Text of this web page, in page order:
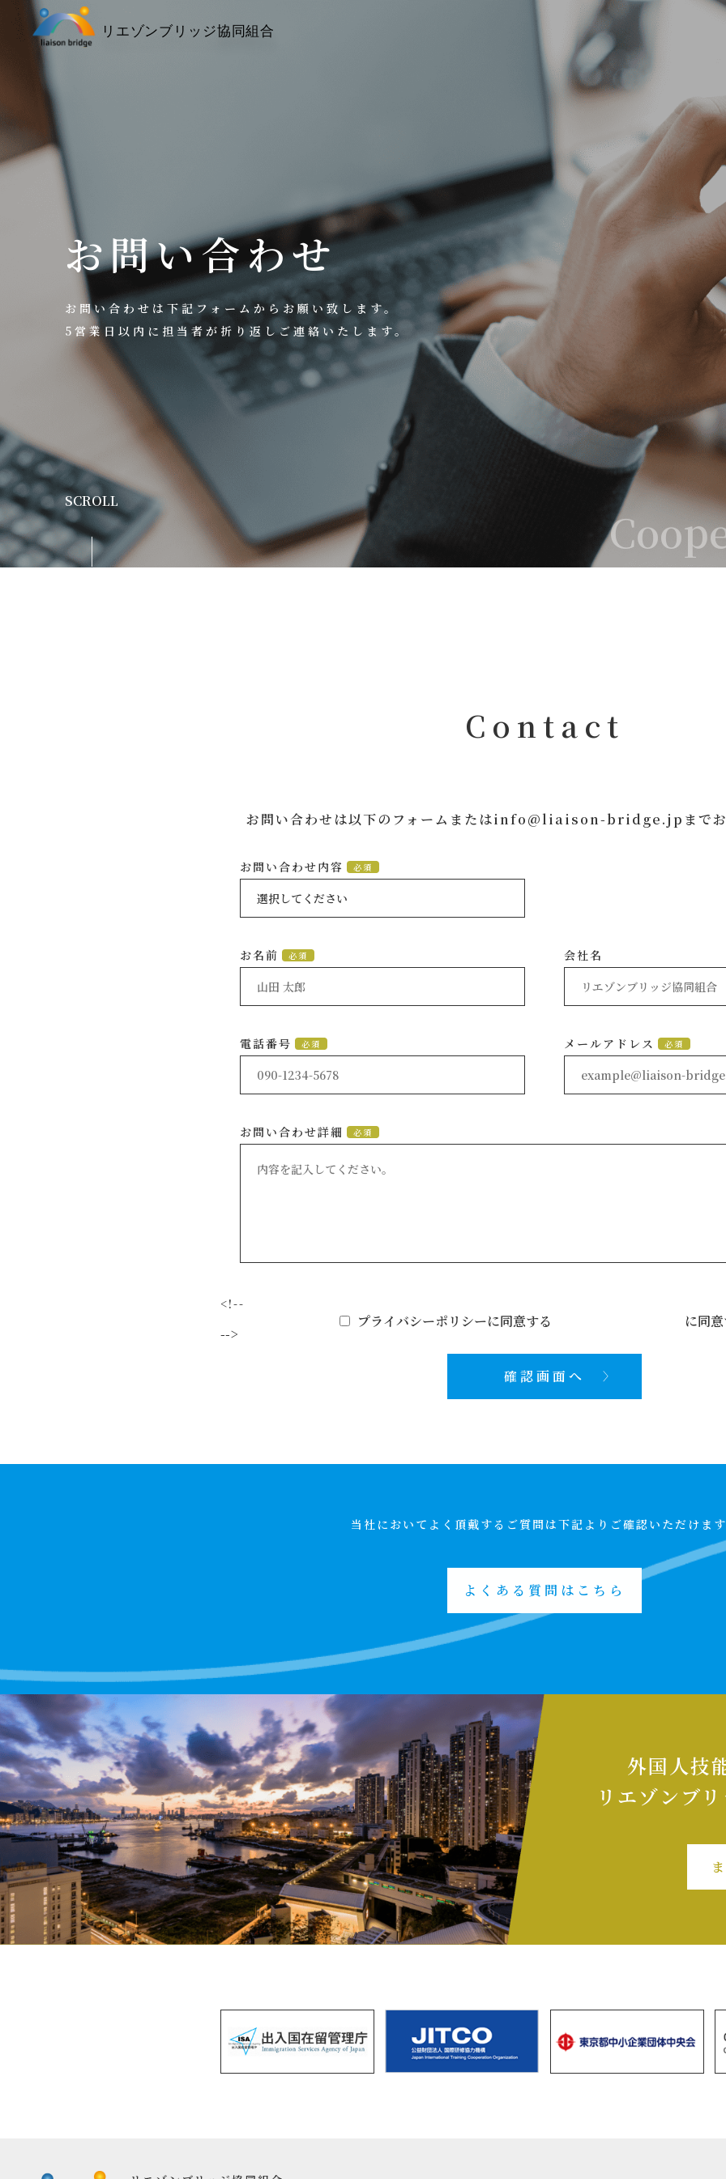
お問い合わせ
お問い合わせは下記フォームからお願い致します。
5営業日以内に担当者が折り返しご連絡いたします。
SCROLL
Contact
お問い合わせは以下のフォームまたはinfo@liaison-bridge.jp まで
お問い合わせ内容 必須
お名前 必須 会社名
電話番号 必須 メールアドレス 必須
お問い合わせ詳細 必須
<!--
プライバシーポリシーに同意する に同
-->
確認画面へ
当社においてよく頂戴するご質問は下記よりご確認いただけま
よくある質問はこちら
外国人技
リエゾンブ